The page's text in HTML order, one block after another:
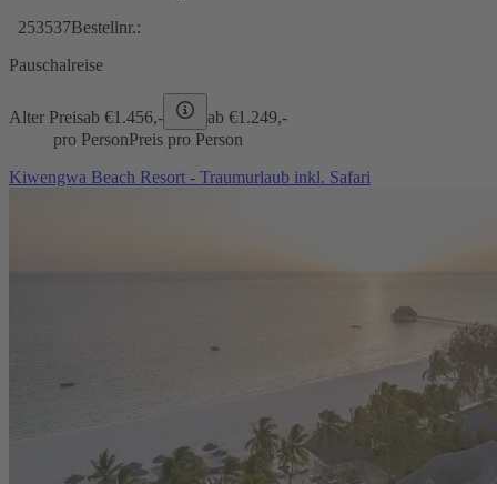
253537Bestellnr.:
Pauschalreise
Alter Preisab €1.456,- ab €1.249,-
pro PersonPreis pro Person
Kiwengwa Beach Resort - Traumurlaub inkl. Safari